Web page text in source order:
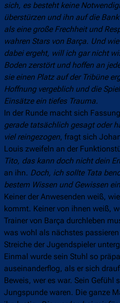
sich, es besteht keine
überstürzen und ihn auf die
als eine große Frechheit und
wahren Stars von Barça. Und
dabei ergeht, will ich gar nicht
Boden zerstört und hoffen an
sie einen Platz auf der Tribüne
Hoffnung vergeblich und die
Einsätze ein tiefes Trauma.
In der Runde macht sich
gerade tatsächlich gesagt oder
viel reingezogen, fragt sich
Louis zweifeln an der
Tito, das kann doch nicht dein
an ihn. Doch, ich sollte Tata
bestem Wissen und Gewissen
Keiner der Anwesenden weiß,
kommt. Keiner von ihnen weiß,
Trainer von Barça durchleben
was wohl als nächstes
Streiche der Jugendspieler
Einmal wurde sein Stuhl so
auseinanderflog, als er sich
Beweis, wer es war. Sein Gefühl
Jungspunde waren. Die ganze